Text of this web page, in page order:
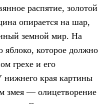
распятие, золотой
опирается на шар,
земной мир. На
яблоко, которое должно
грехе и его
нижнего края картины
змея — олицетворение